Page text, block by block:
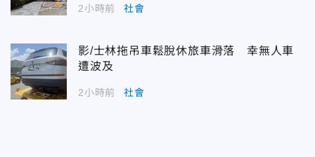
2小時前 社會
影/士林拖吊車鬆脫休旅車滑落 幸無人車
遭波及
2小時前 社會